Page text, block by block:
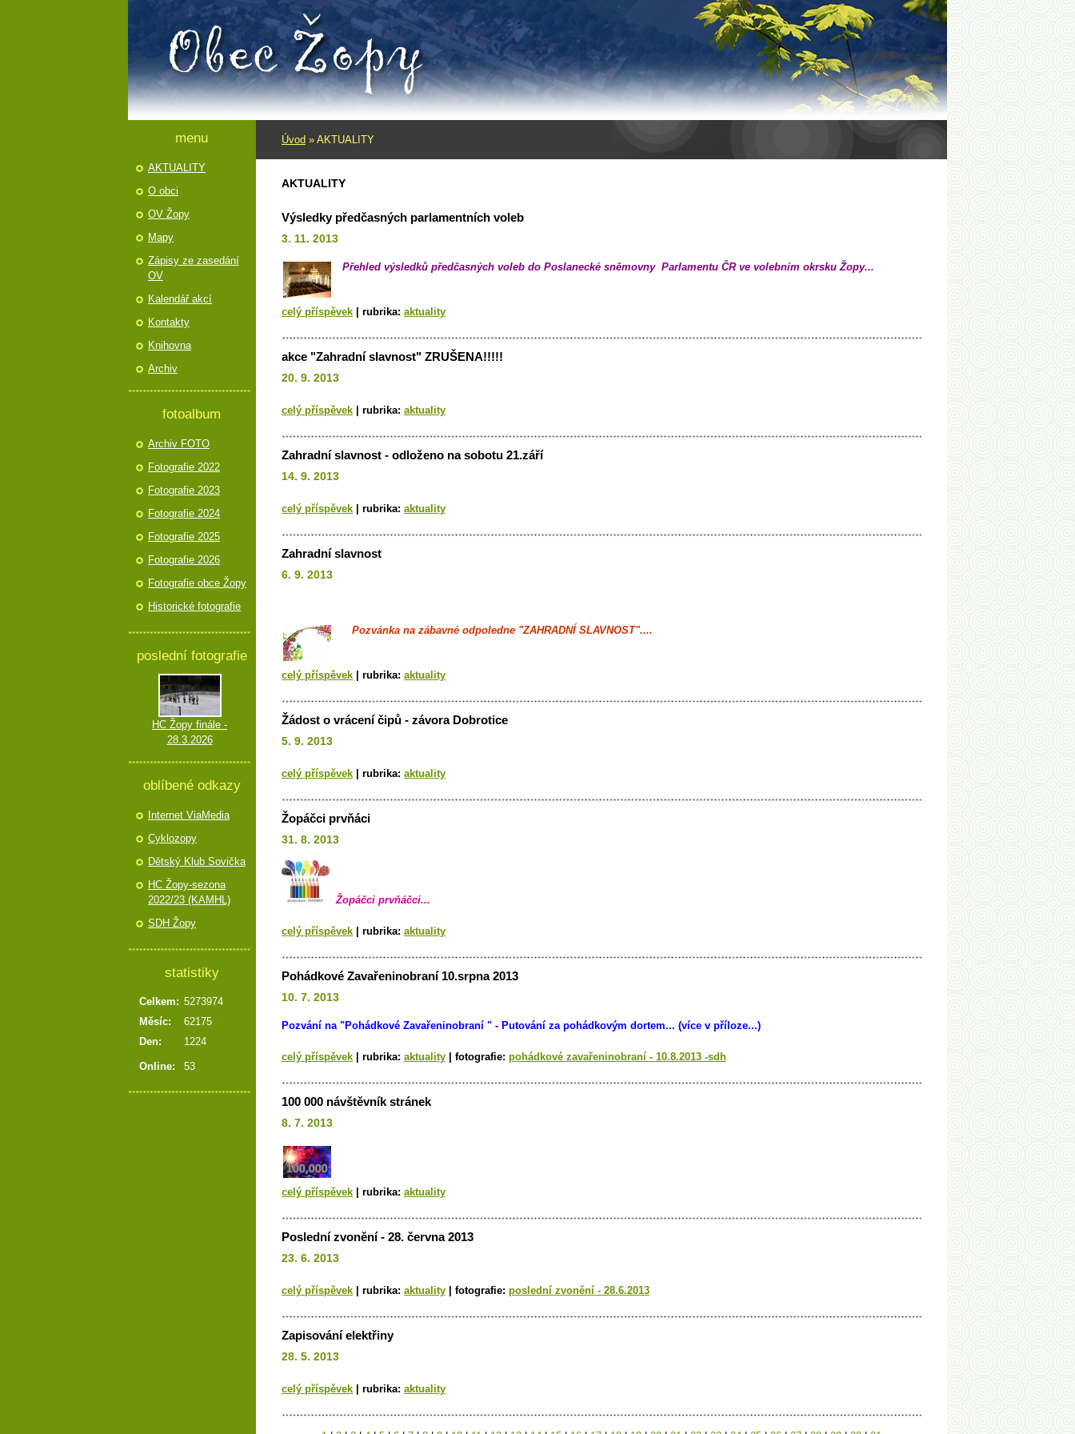
Úvod » AKTUALITY
AKTUALITY
Výsledky předčasných parlamentních voleb
3. 11. 2013
Přehled výsledků předčasných voleb do Poslanecké sněmovny Parlamentu ČR ve volebním okrsku Žopy...
celý příspěvek rubrika: aktuality
akce "Zahradní slavnost" ZRUŠENA!!!!!
20. 9. 2013
celý příspěvek rubrika: aktuality
Zahradní slavnost - odloženo na sobotu 21.září
14. 9. 2013
celý příspěvek rubrika: aktuality
Zahradní slavnost
6. 9. 2013
Pozvánka na zábavné odpoledne "ZAHRADNÍ SLAVNOST"....
celý příspěvek rubrika: aktuality
Žádost o vrácení čipů - závora Dobrotice
5. 9. 2013
celý příspěvek rubrika: aktuality
Žopáčci prvňáci
31. 8. 2013
Žopáčci prvňáčci...
celý příspěvek rubrika: aktuality
Pohádkové Zavařeninobraní 10.srpna 2013
10. 7. 2013
Pozvání na "Pohádkové Zavařeninobraní " - Putování za pohádkovým dortem... (více v příloze...)
celý příspěvek rubrika: aktuality fotografie: pohádkové zavařeninobraní - 10.8.2013 -sdh
100 000 návštěvník stránek
8. 7. 2013
celý příspěvek rubrika: aktuality
Poslední zvonění - 28. června 2013
23. 6. 2013
celý příspěvek rubrika: aktuality fotografie: poslední zvonění - 28.6.2013
Zapisování elektřiny
28. 5. 2013
celý příspěvek rubrika: aktuality
menu
AKTUALITY
O obci
OV Žopy
Mapy
Zápisy ze zasedání
OV
Kalendář akcí
Kontakty
Knihovna
Archiv
fotoalbum
Archiv FOTO
Fotografie 2022
Fotografie 2023
Fotografie 2024
Fotografie 2025
Fotografie 2026
Fotografie obce Žopy
Historické fotografie
poslední fotografie
HC Žopy finále -
28.3.2026
oblíbené odkazy
Internet ViaMedia
Cyklozopy
Dětský Klub Sovička
HC Žopy-sezona
2022/23 (KAMHL)
SDH Žopy
statistiky
Online: 53
Celkem: 5273974
Měsíc:
62175
Den:
1224